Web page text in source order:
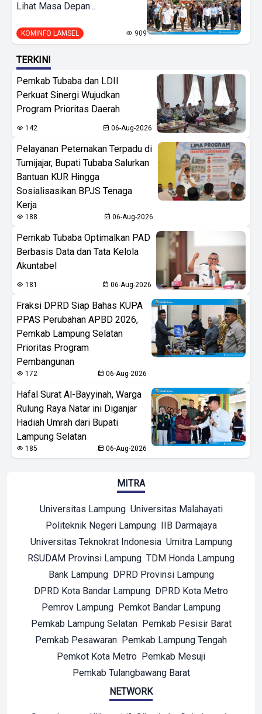
Lihat Masa Depan...
KOMINFO LAMSEL 909
TERKINI
Pemkab Tubaba dan LDII
Perkuat Sinergi Wujudkan
Program Prioritas Daerah
142 06-Aug-2026
Pelayanan Peternakan Terpadu di
Tumijajar, Bupati Tubaba Salurkan
Bantuan KUR Hingga
Sosialisasikan BPJS Tenaga
Kerja
188 06-Aug-2026
Pemkab Tubaba Optimalkan PAD
Berbasis Data dan Tata Kelola
Akuntabel
181 06-Aug-2026
Fraksi DPRD Siap Bahas KUPA
PPAS Perubahan APBD 2026,
Pemkab Lampung Selatan
Prioritas Program
Pembangunan
172 06-Aug-2026
Hafal Surat Al-Bayyinah, Warga
Rulung Raya Natar ini Diganjar
Hadiah Umrah dari Bupati
Lampung Selatan
185 06-Aug-2026
MITRA
Universitas Lampung Universitas Malahayati
Politeknik Negeri Lampung
IIB Darmajaya
Universitas Teknokrat Indonesia Umitra Lampung
RSUDAM Provinsi Lampung TDM Honda Lampung
Bank Lampung
DPRD Provinsi Lampung
DPRD Kota Bandar Lampung DPRD Kota Metro
Pemrov Lampung Pemkot Bandar Lampung
Pemkab Lampung Selatan
Pemkab Pesisir Barat
Pemkab Pesawaran Pemkab Lampung Tengah
Pemkot Kota Metro Pemkab Mesuji
Pemkab Tulangbawang Barat
NETWORK